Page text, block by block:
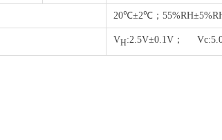
20℃±2℃；
VH:2.5V±0.1V；